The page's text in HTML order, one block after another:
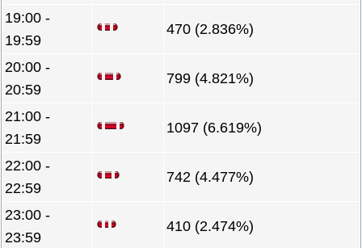
19:00 -
19:59
470 (2.836%)
20:00 -
20:59
799 (4.821%)
21:00 -
21:59
1097 (6.619%)
22:00 -
22:59
742 (4.477%)
23:00 -
23:59
410 (2.474%)